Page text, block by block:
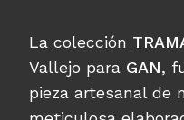
La colección
Vallejo para GAN,
pieza artesanal de